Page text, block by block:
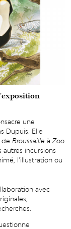
une
Dupuis. Elle
de Broussaille àZoo
autres incursions
l’illustration ou
avec